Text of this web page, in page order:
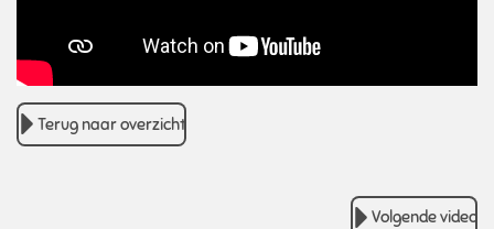
Terug naar overzicht
Volgende video